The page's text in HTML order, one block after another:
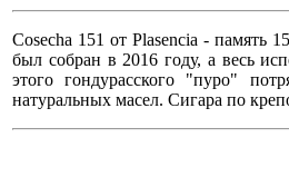
Cosecha 151 от Plasencia - память
был собран в 2016 году, а весь
этого гондурасского "пуро"
натуральных масел. Сигара по